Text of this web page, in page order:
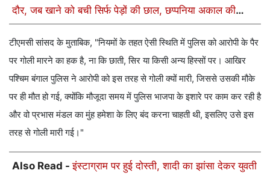
दौर, जब खाने को बची सिर्फ पेड़ों की छाल, छप्पनिया अकाल की
टीएमसी सांसद के मुताबिक, "नियमों के तहत ऐसी स्थिति में पुलिस को आरोपी के पैर
पर गोली मारने का हक है, ना कि छाती, सिर या किसी अन्य हिस्सों पर। आखिर
पश्चिम बंगाल पुलिस ने आरोपी को इस तरह से गोली क्यों मारी, जिससे उसकी मौके
पर ही मौत हो गई, क्योंकि मौजूदा समय में पुलिस भाजपा के इशारे पर काम कर रही है
और वो प्रभास मंडल का मुंह हमेशा के लिए बंद करना चाहती थी, इसलिए उसे इस
तरह से गोली मारी गई।"
Also Read -इंस्टाग्राम पर हुई दोस्ती, शादी का झांसा देकर युवती